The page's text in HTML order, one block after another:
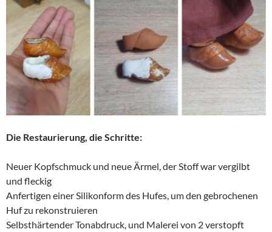
Die Restaurierung, die Schritte:
Neuer Kopfschmuck und neue Ärmel, der Stoff war vergilbt
und fleckig
Anfertigen einer Silikonform des Hufes, um den gebrochenen
Huf zu rekonstruieren
Selbsthärtender Tonabdruck, und Malerei von 2 verstopft